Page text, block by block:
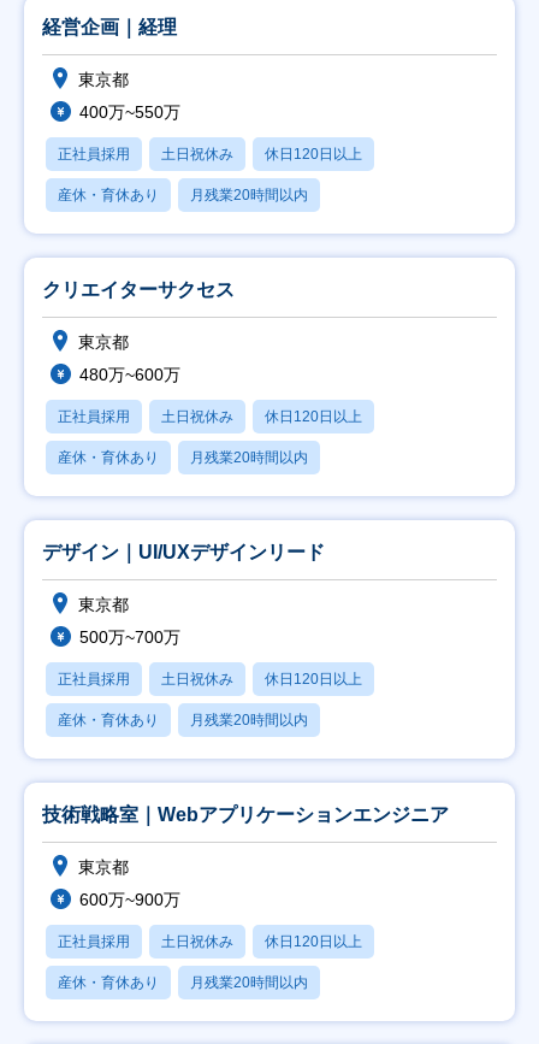
経営企画｜経理
東京都
400万~550万
正社員採用 土日祝休み 休日120日以上
産休・育休あり 月残業20時間以内
クリエイターサクセス
東京都
480万~600万
正社員採用 土日祝休み 休日120日以上
産休・育休あり 月残業20時間以内
デザイン｜UI/UXデザインリード
東京都
500万~700万
正社員採用 土日祝休み 休日120日以上
産休・育休あり 月残業20時間以内
技術戦略室｜Webアプリケーションエンジニア
東京都
600万~900万
正社員採用 土日祝休み 休日120日以上
産休・育休あり 月残業20時間以内